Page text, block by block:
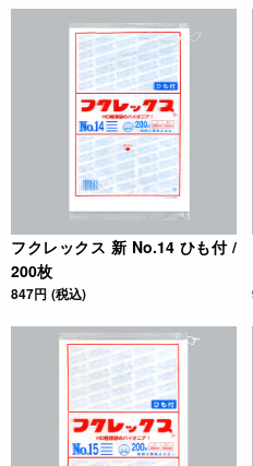
フクレックス 新 No.14 ひも付 /
200枚
847円 (税込)